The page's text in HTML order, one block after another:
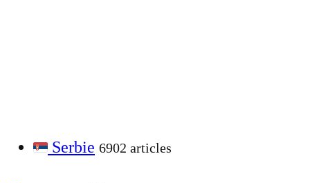
Serbie 6902 articles